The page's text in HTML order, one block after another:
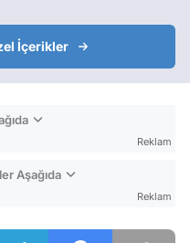
İçerikler
Reklam
Aşağıda
Reklam